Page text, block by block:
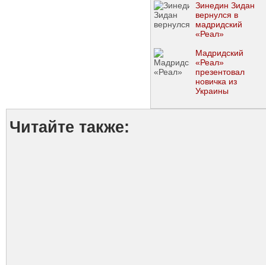
объектов
Зинедин Зидан
вернулся в
мадридский
«Реал»
Мадридский
«Реал»
презентовал
новичка из
Украины
Читайте также: